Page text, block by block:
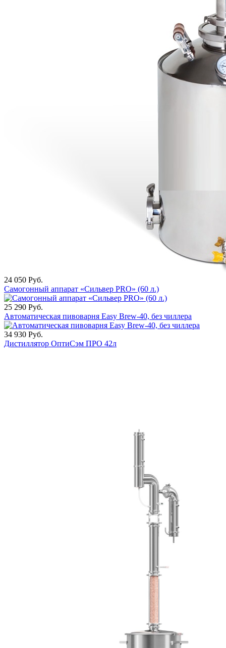
24 050 Руб.
Самогонный аппарат «Сильвер PRO» (60 л.)
25 290 Руб.
Автоматическая пивоварня Easy Brew-40, без чиллера
34 930 Руб.
Дистиллятор ОптиСэм ПРО 42л